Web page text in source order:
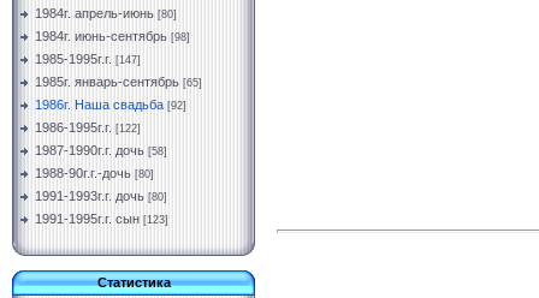
1984г. апрель-июнь [80]
1984г. июнь-сентябрь [98]
1985-1995г.г. [147]
1985г. январь-сентябрь [65]
1986г. Наша свадьба [92]
1986-1995г.г. [122]
1987-1990г.г. дочь [58]
1988-90г.г.-дочь [80]
1991-1993г.г. дочь [80]
1991-1995г.г. сын [123]
Статистика